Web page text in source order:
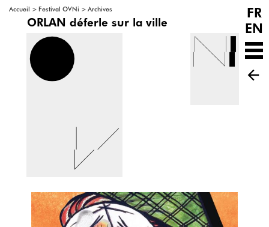
Accueil > Festival OVNi > Archives
ORLAN déferle sur la ville
FR
EN